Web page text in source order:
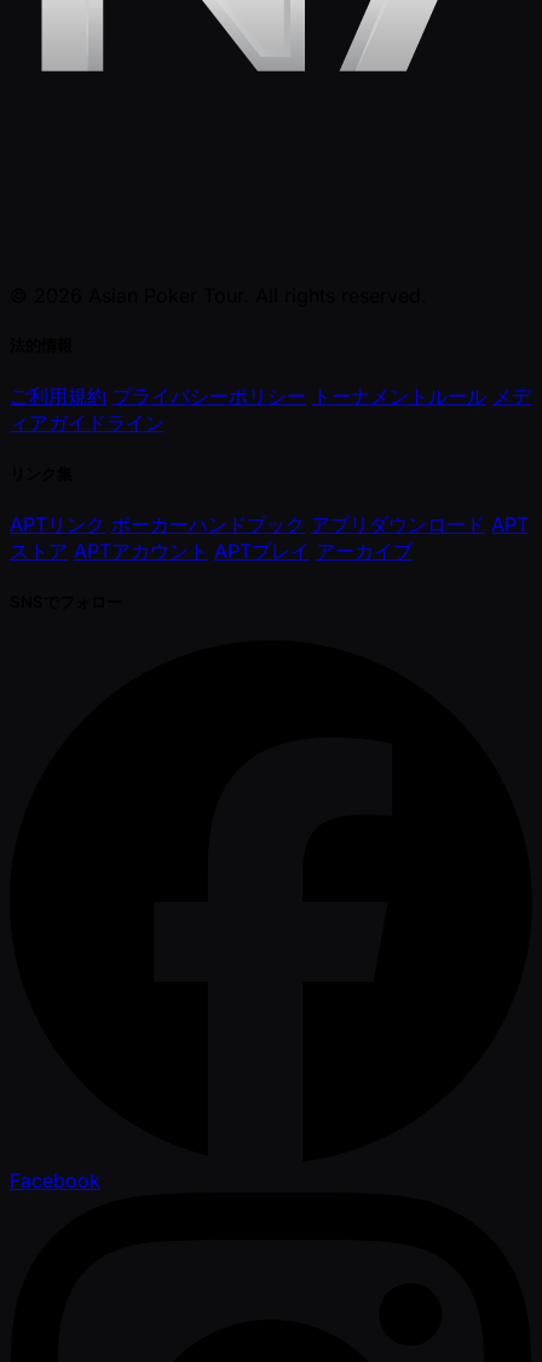
ご利用規約 プライバシーポリシー トーナメントルール メデ
ィアガイドライン
APTリンク ポーカーハンドブック アプリダウンロード APT
ストア APTアカウント APTプレイ アーカイブ
Facebook